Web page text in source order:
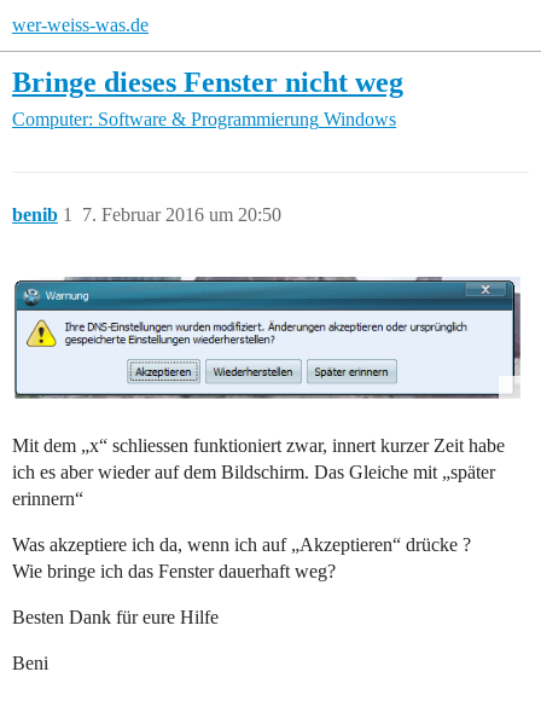
wer-weiss-was.de
Bringe dieses Fenster nicht weg
Computer: Software & Programmierung Windows
benib 7. Februar 2016 um 20:50
1
Mit dem „x“ schliessen funktioniert zwar, innert kurzer Zeit habe
ich es aber wieder auf dem Bildschirm. Das Gleiche mit „später
erinnern“
Was akzeptiere ich da, wenn ich auf „Akzeptieren“ drücke ?
Wie bringe ich das Fenster dauerhaft weg?
Besten Dank für eure Hilfe
Beni